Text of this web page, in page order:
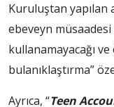
Kuruluştan yapılan
ebeveyn müsaadesi
kullanamayacağı
bulanıklaştırma”
Ayrıca, “Teen